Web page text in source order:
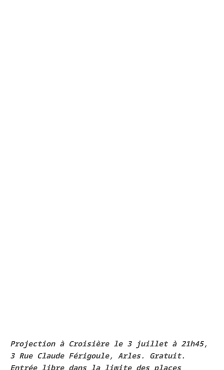
Projection à Croisière le 3 juillet à 21h45,
3 Rue Claude Férigoule, Arles. Gratuit.
Entrée libre dans la limite des places